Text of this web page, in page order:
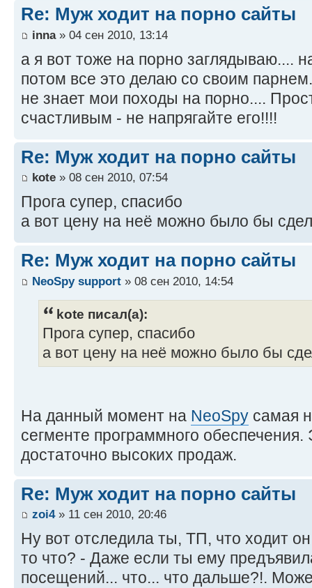
Re: Муж ходит на порно сайты
inna» 04 сен 2010, 13:14
а я вот тоже на порно заглядываю....
потом все это делаю со своим
не знает мои походы на порно....
счастливым - не напрягайте его!!!!
Re: Муж ходит на порно сайты
kote » 08 сен 2010, 07:54
Прога супер, спасибо
а вот цену на неё можно было бы
Re: Муж ходит на порно сайты
NeoSpy support » 08 сен 2010, 14:54
kote писал(а):
Прога супер, спасибо
а вот цену на неё можно было бы
На данный момент на NeoSpy самая
сегменте программного обеспечения.
достаточно высоких продаж.
Re: Муж ходит на порно сайты
zoi4» 11 сен 2010, 20:46
Ну вот отследила ты, ТП, что ходит
то что? - Даже если ты ему
посещений... что... что дальше?!.